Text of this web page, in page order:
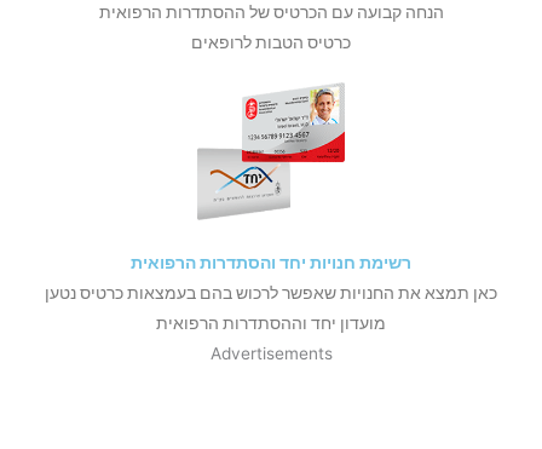
הנחה קבועה עם הכרטיס של ההסתדרות הרפואית
כרטיס הטבות לרופאים
רשימת חנויות יחד והסתדרות הרפואית
כאן תמצא את החנויות שאפשר לרכוש בהם בעמצאות כרטיס נטען
מועדון יחד וההסתדרות הרפואית
Advertisements